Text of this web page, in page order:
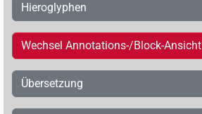
Hieroglyphen
Wechsel Annotations-/Block-Ansicht
Übersetzung